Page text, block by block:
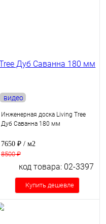
видео
Инженерная доска Living Tree
Дуб Саванна 180 мм
7650 ₽ / м2
8500 ₽
код товара: 02-3397
Купить дешевле